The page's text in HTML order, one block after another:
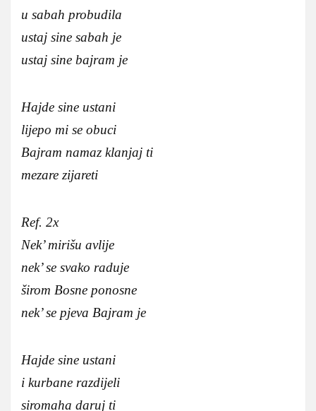
u sabah probudila
ustaj sine sabah je
ustaj sine bajram je
Hajde sine ustani
lijepo mi se obuci
Bajram namaz klanjaj ti
mezare zijareti
Ref. 2x
Nek’ mirišu avlije
nek’ se svako raduje
širom Bosne ponosne
nek’ se pjeva Bajram je
Hajde sine ustani
i kurbane razdijeli
siromaha daruj ti